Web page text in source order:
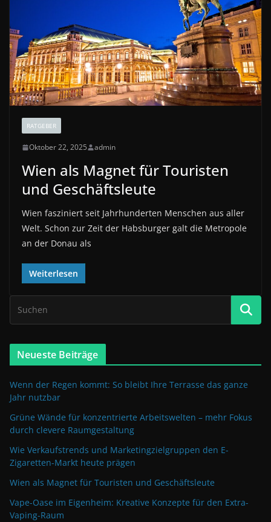
RATGEBER
Oktober 22, 2025 admin
Wien als Magnet für Touristen
und Geschäftsleute
Wien fasziniert seit Jahrhunderten Menschen aus aller
Welt. Schon zur Zeit der Habsburger galt die Metropole
an der Donau als
Weiterlesen
Neueste Beiträge
Wenn der Regen kommt: So bleibt Ihre Terrasse das ganze
Jahr nutzbar
Grüne Wände für konzentrierte Arbeitswelten – mehr Fokus
durch clevere Raumgestaltung
Wie Verkaufstrends und Marketingzielgruppen den E-
Zigaretten-Markt heute prägen
Wien als Magnet für Touristen und Geschäftsleute
Vape-Oase im Eigenheim: Kreative Konzepte für den Extra-
Vaping-Raum